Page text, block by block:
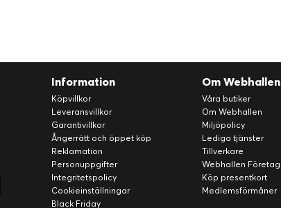
Information
Köpvillkor
Leveransvillkor
Garantivillkor
Ångerrätt och öppet köp
Reklamation
Personuppgifter
Integritetspolicy
Cookieinställningar
Black Friday
Om Webhallen
Våra butiker
Om Webhallen
Miljöpolicy
Lediga tjänster
Tillverkare
Webhallen Företag
Köp presentkort
Medlemsförmåner